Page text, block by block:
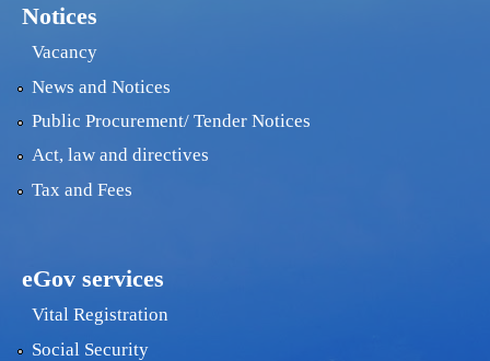
Notices
Vacancy
News and Notices
Public Procurement/ Tender Notices
Act, law and directives
Tax and Fees
eGov services
Vital Registration
Social Security